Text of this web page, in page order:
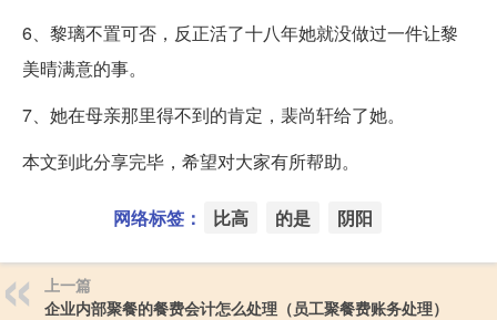
6、黎璃不置可否，反正活了十八年她就没做过一件让黎
美晴满意的事。
7、她在母亲那里得不到的肯定，裴尚轩给了她。
本文到此分享完毕，希望对大家有所帮助。
网络标签： 比高 的是 阴阳
上一篇
企业内部聚餐的餐费会计怎么处理（员工聚餐费账务处理）